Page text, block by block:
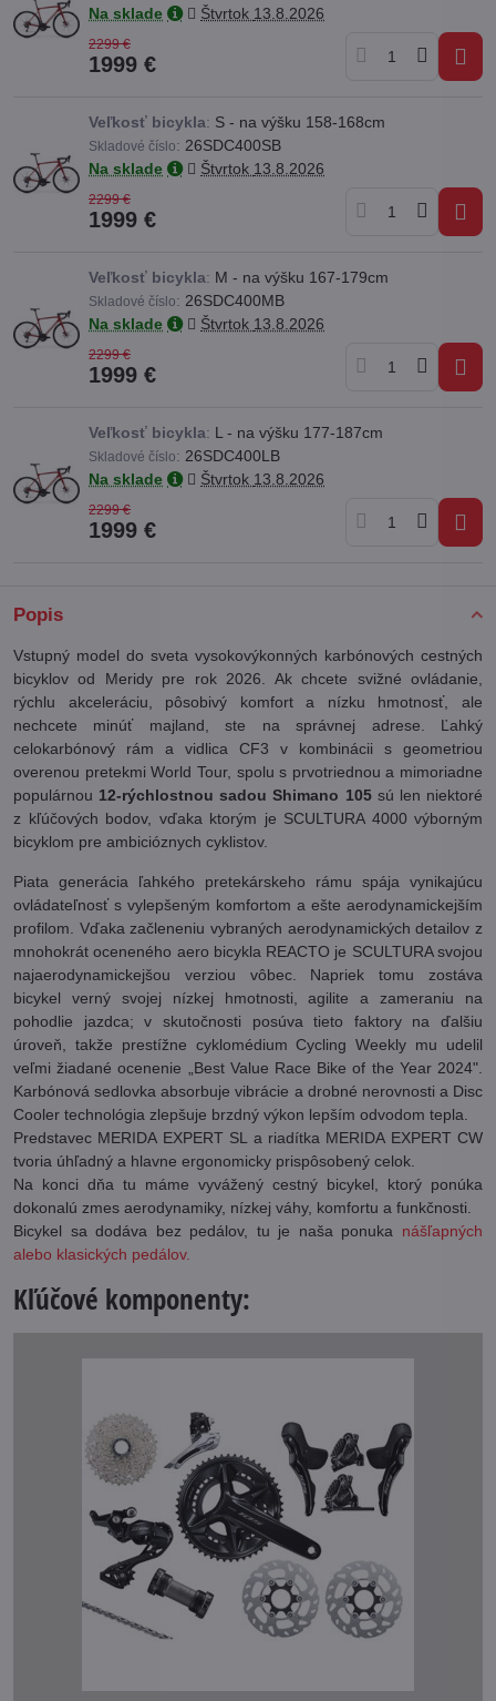
Na sklade
Štvrtok 13.8.2026
2299 €
1999 €
Veľkosť bicykla: S - na výšku 158-168cm
Skladové číslo: 26SDC400SB
Na sklade
Štvrtok 13.8.2026
2299 €
1999 €
Veľkosť bicykla: M - na výšku 167-179cm
Skladové číslo: 26SDC400MB
Na sklade
Štvrtok 13.8.2026
2299 €
1999 €
Veľkosť bicykla: L - na výšku 177-187cm
Skladové číslo: 26SDC400LB
Na sklade
Štvrtok 13.8.2026
2299 €
1999 €
Popis
Vstupný model do sveta vysokovýkonných karbónových cestných
bicyklov od Meridy pre rok 2026. Ak chcete svižné ovládanie,
rýchlu akceleráciu, pôsobivý komfort a nízku hmotnosť, ale
nechcete minúť majland, ste na správnej adrese. Ľahký
celokarbónový rám a vidlica CF3 v kombinácii s geometriou
overenou pretekmi World Tour, spolu s prvotriednou a mimoriadne
populárnou 12-rýchlostnou sadou Shimano 105sú len niektoré
z kľúčových bodov, vďaka ktorým je SCULTURA 4000 výborným
bicyklom pre ambicióznych cyklistov.
Piata generácia ľahkého pretekárskeho rámu spája vynikajúcu
ovládateľnosť s vylepšeným komfortom a ešte aerodynamickejším
profilom. Vďaka začleneniu vybraných aerodynamických detailov z
mnohokrát oceneného aero bicykla REACTO je SCULTURA svojou
najaerodynamickejšou verziou vôbec. Napriek tomu zostáva
bicykel verný svojej nízkej hmotnosti, agilite a zameraniu na
pohodlie jazdca; v skutočnosti posúva tieto faktory na ďalšiu
úroveň, takže prestížne cyklomédium Cycling Weekly mu udelil
veľmi žiadané ocenenie „Best Value Race Bike of the Year 2024".
Karbónová sedlovka absorbuje vibrácie a drobné nerovnosti a Disc
Cooler technológia zlepšuje brzdný výkon lepším odvodom tepla.
Predstavec MERIDA EXPERT SL a riadítka MERIDA EXPERT CW
tvoria úhľadný a hlavne ergonomicky prispôsobený celok.
Na konci dňa tu máme vyvážený cestný bicykel, ktorý ponúka
dokonalú zmes aerodynamiky, nízkej váhy, komfortu a funkčnosti.
Bicykel sa dodáva bez pedálov, tu je naša ponuka nášľapných
alebo klasických pedálov.
Kľúčové komponenty: